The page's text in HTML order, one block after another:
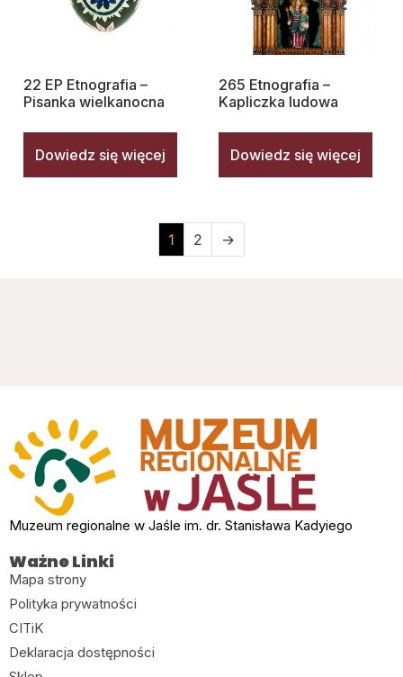
22 EP Etnografia –
Pisanka wielkanocna
Dowiedz się więcej
265 Etnografia –
Kapliczka ludowa
Dowiedz się więcej
1 2 →
Muzeum regionalne w Jaśle im. dr. Stanisława Kadyiego
Ważne Linki
Mapa strony
Polityka prywatności
CITiK
Deklaracja dostępności